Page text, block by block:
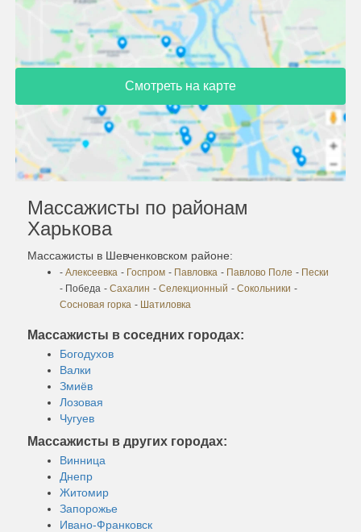
Смотреть на карте
Массажисты по районам
Харькова
Массажисты в Шевченковском районе:
- Алексеевка - Госпром - Павловка - Павлово Поле - Пески
- Победа - Сахалин - Селекционный - Сокольники -
Сосновая горка - Шатиловка
Массажисты в соседних городах:
Богодухов
Валки
Змиёв
Лозовая
Чугуев
Массажисты в других городах:
Винница
Днепр
Житомир
Запорожье
Ивано-Франковск